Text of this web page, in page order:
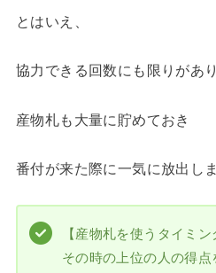
とはいえ、
協力できる回数にも限りがあ
産物札も大量に貯めておき
番付が来た際に一気に放出し
【産物札を使うタイミン
その時の上位の人の得点